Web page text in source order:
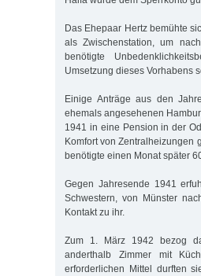
Das Ehepaar Hertz bemühte
als Zwischenstation, um
benötigte
Umsetzung dieses Vorhabens
Einige Anträge aus den
ehemals angesehenen
1941 in eine Pension in der
Komfort von Zentralheizungen
benötigte einen Monat später
Gegen Jahresende 1941
Schwestern, von Münster
Kontakt zu ihr.
Zum 1. März 1942 bezog
anderthalb Zimmer mit
erforderlichen Mittel durften